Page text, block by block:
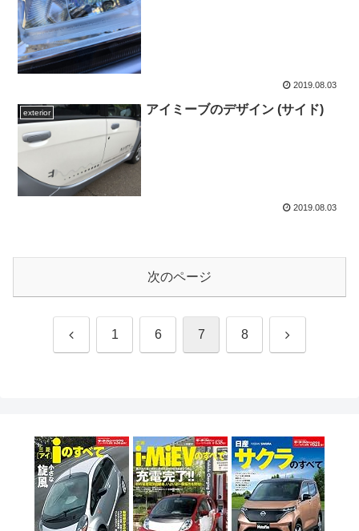
2019.08.03
exterior アイミーブのデザイン (サイド)
2019.08.03
次のページ
前 1 6 7 8 次